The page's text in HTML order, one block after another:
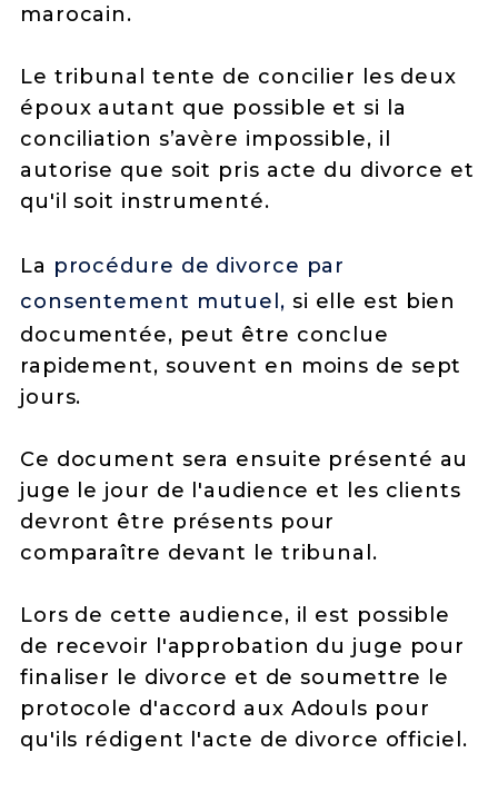
marocain.
Le tribunal tente de concilier les deux
époux autant que possible et si la
conciliation s’avère impossible, il
autorise que soit pris acte du divorce et
qu'il soit instrumenté.
La procédure de divorce par
consentement mutuel, si elle est bien
documentée, peut être conclue
rapidement, souvent en moins de sept
jours.
Ce document sera ensuite présenté au
juge le jour de l'audience et les clients
devront être présents pour
comparaître devant le tribunal.
Lors de cette audience, il est possible
de recevoir l'approbation du juge pour
finaliser le divorce et de soumettre le
protocole d'accord aux Adouls pour
qu'ils rédigent l'acte de divorce officiel.